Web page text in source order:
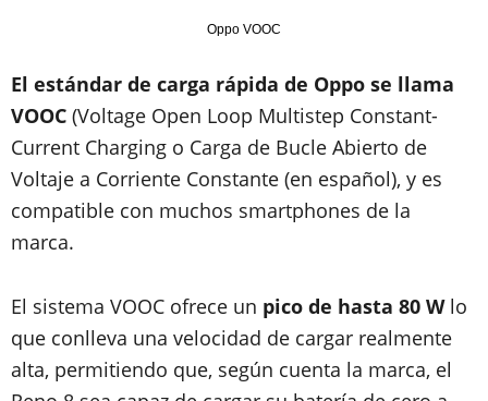
Oppo VOOC
El estándar de carga rápida de Oppo se llama
VOOC (Voltage Open Loop Multistep Constant-
Current Charging o Carga de Bucle Abierto de
Voltaje a Corriente Constante (en español), y es
compatible con muchos smartphones de la
marca.
El sistema VOOC ofrece un pico de hasta 80 W lo
que conlleva una velocidad de cargar realmente
alta, permitiendo que, según cuenta la marca, el